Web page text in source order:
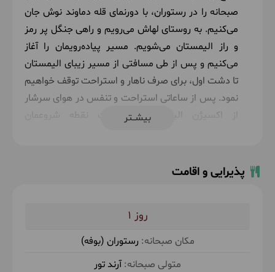
صبحانه را در رستوران، با دورنمای قله دماوند نوش جان
می‌کنیم. به روستای لهاش می‌رویم و راهی جنگل پر رمز
و راز الیمستان می‌شویم. مسیر پیاده‌رویمان را آغاز
می‌کنیم و پس از طی مسافتی از مسیر زیبای الیمستان
تا دشت اول، برای صرف ناهار و استراحت توقف خواهیم
نمود. پس از ساعاتی استراحت و تنفس در هوای سرشار
از اکسیژن الیمستان به سمت نقطه شروعمان
بیشــتر
پذیرایی و اقامت
1
رستوران (بوفه)
آرند تور